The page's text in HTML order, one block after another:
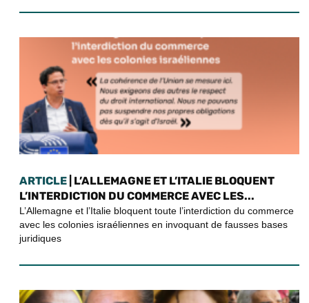
ARTICLE | L’ALLEMAGNE ET L’ITALIE BLOQUENT
L’INTERDICTION DU COMMERCE AVEC LES...
L’Allemagne et l’Italie bloquent toute l’interdiction du commerce
avec les colonies israéliennes en invoquant de fausses bases
juridiques